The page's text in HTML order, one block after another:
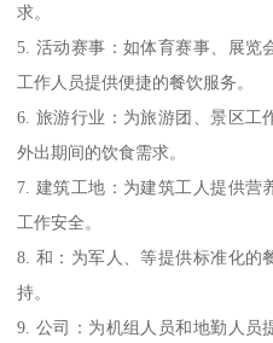
求。
5. 活动赛事：如体育赛事、展览
工作人员提供便捷的餐饮服务。
6. 旅游行业：为旅游团、景区工
外出期间的饮食需求。
7. 建筑工地：为建筑工人提供营
工作安全。
8. 和：为军人、等提供标准化的
持。
9. 公司：为机组人员和地勤人员